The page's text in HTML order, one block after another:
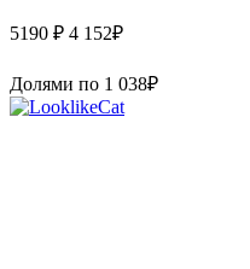
5190 ₽ 4 152₽
Долями по 1 038₽